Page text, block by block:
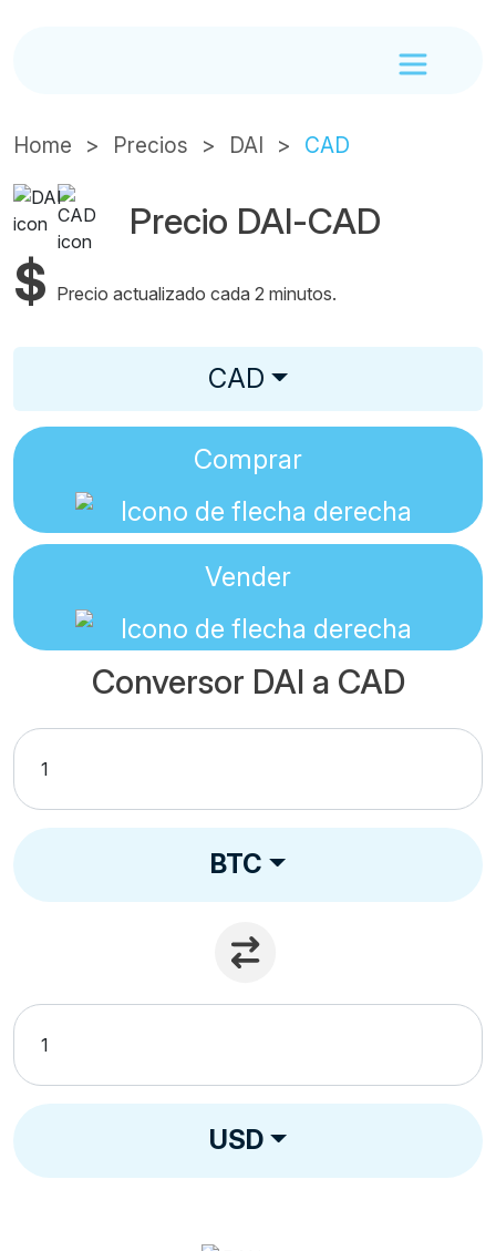
Home Precios DAI CAD
Precio DAI-CAD
$ Precio actualizado cada 2 minutos.
CAD
Comprar
Vender
Conversor DAI a CAD
BTC
USD